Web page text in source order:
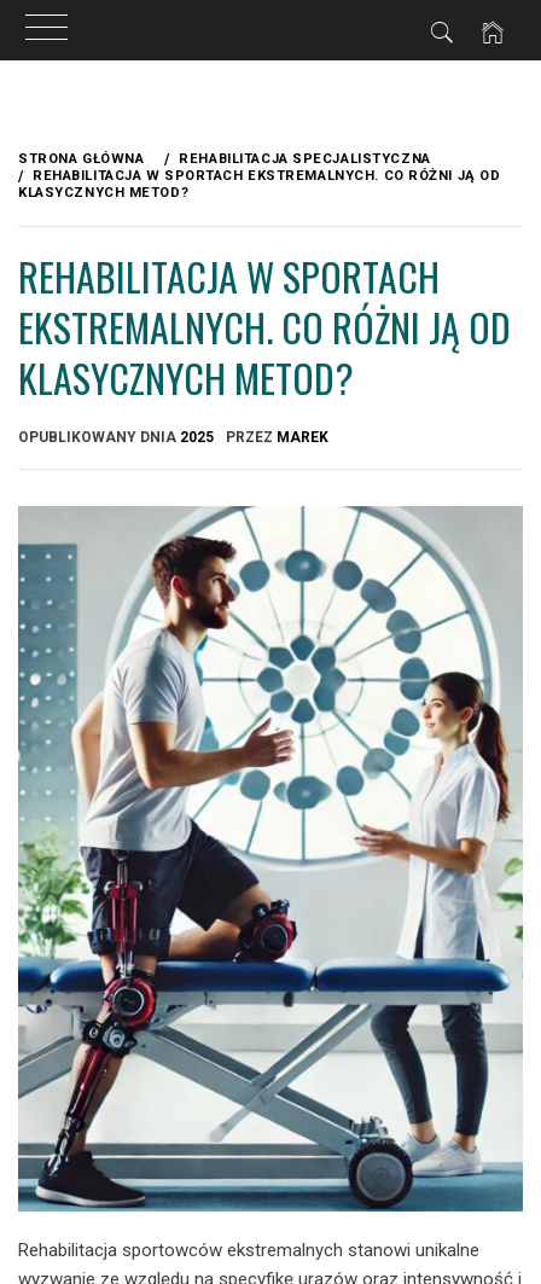
treści
STRONA GŁÓWNA
REHABILITACJA SPECJALISTYCZNA
REHABILITACJA W SPORTACH EKSTREMALNYCH. CO RÓŻNI JĄ OD
KLASYCZNYCH METOD?
REHABILITACJA W SPORTACH
EKSTREMALNYCH. CO RÓŻNI JĄ OD
KLASYCZNYCH METOD?
OPUBLIKOWANY DNIA 2025 PRZEZ MAREK
Rehabilitacja sportowców ekstremalnych stanowi unikalne
wyzwanie ze względu na specyfikę urazów oraz intensywność i